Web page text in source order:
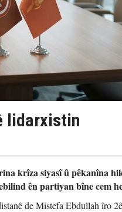
lidarxistin
krîza siyasî û pêkanîna
ên partiyan bîne cem
de Mistefa Ebdullah îro